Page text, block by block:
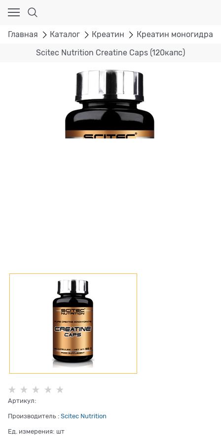
Главная Каталог Креатин Креатин моногидрат
Scitec Nutrition Creatine Caps (120капс)
Артикул:
Производитель : Scitec Nutrition
Ед. измерения: шт